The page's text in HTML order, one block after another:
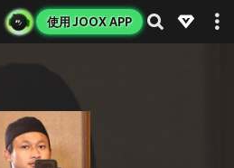
使用 JOOX APP